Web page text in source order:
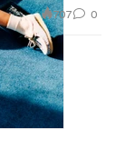
707 0